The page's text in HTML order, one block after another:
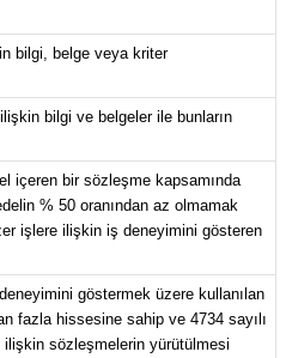
bilgi, belge veya kriter
bilgi ve belgeler ile bunların
içeren bir sözleşme kapsamında
% 50 oranından az olmamak
işlere ilişkin iş deneyimini gösteren
göstermek üzere kullanılan
fazla hissesine sahip ve 4734 sayılı
ilişkin sözleşmelerin yürütülmesi